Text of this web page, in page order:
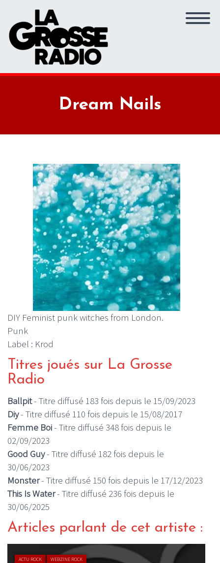
Dream Nails
DIY Feminist punk witches from London.
Punk
Label : Krod
Titres joués sur La Grosse
Radio
Ballpit- Titre diffusé 183 fois depuis le 15/09/2023
Diy- Titre diffusé 110 fois depuis le 15/08/2017
Femme Boi- Titre diffusé 348 fois depuis le
02/09/2023
Good Guy- Titre diffusé 182 fois depuis le
30/06/2023
Monster- Titre diffusé 150 fois depuis le 17/12/2023
This Is Water- Titre diffusé 236 fois depuis le
30/06/2025
Articles parlant de cet artiste :
ACTU ROCK WEBZINE ROCK